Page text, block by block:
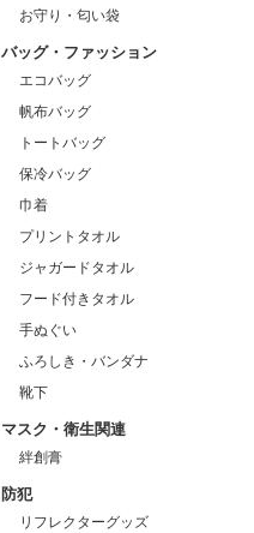
お守り・匂い袋
バッグ・ファッション
エコバッグ
帆布バッグ
トートバッグ
保冷バッグ
巾着
プリントタオル
ジャガードタオル
フード付きタオル
手ぬぐい
ふろしき・バンダナ
靴下
マスク・衛生関連
絆創膏
防犯
リフレクターグッズ